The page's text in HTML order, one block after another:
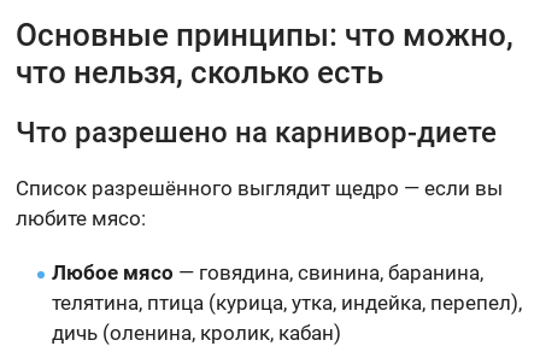
Основные принципы: что можно,
что нельзя, сколько есть
Что разрешено на карнивор-диете
Список разрешённого выглядит щедро — если вы
любите мясо:
Любое мясо — говядина, свинина, баранина,
телятина, птица (курица, утка, индейка, перепел),
дичь (оленина, кролик, кабан)